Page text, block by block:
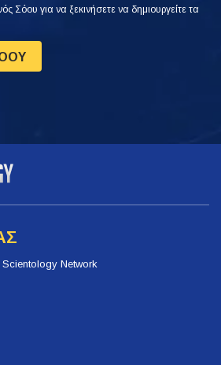
Σόου για να ξεκινήσετε να δημιουργείτε τα
Network